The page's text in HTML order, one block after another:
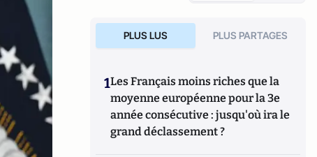
PLUS LUS PLUS PARTAGES
1Les Français moins riches que la
moyenne européenne pour la 3e
année consécutive : jusqu'où ira le
grand déclassement ?